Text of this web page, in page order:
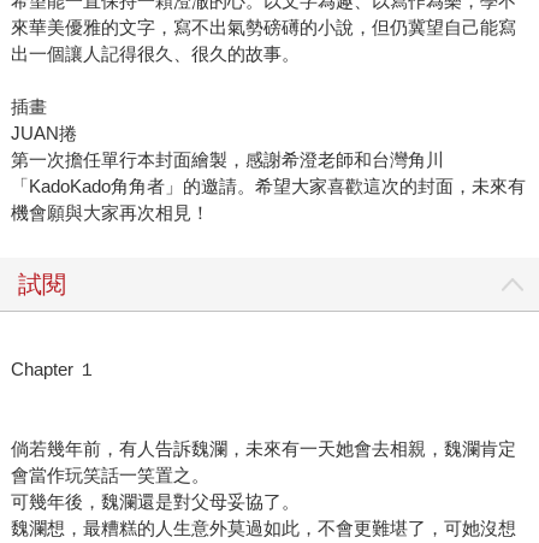
來華美優雅的文字，寫不出氣勢磅礡的小說，但仍冀望自己能寫
出一個讓人記得很久、很久的故事。
插畫
JUAN捲
第一次擔任單行本封面繪製，感謝希澄老師和台灣角川
「KadoKado角角者」的邀請。希望大家喜歡這次的封面，未來有
機會願與大家再次相見！
試閱
Chapter １
倘若幾年前，有人告訴魏瀾，未來有一天她會去相親，魏瀾肯定
會當作玩笑話一笑置之。
可幾年後，魏瀾還是對父母妥協了。
魏瀾想，最糟糕的人生意外莫過如此，不會更難堪了，可她沒想